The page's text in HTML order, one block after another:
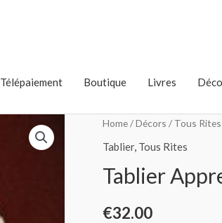
Télépaiement Boutique Livres
Home/Décors / Tous Rites
Tablier, Tous Rites
Tablier
€32.00